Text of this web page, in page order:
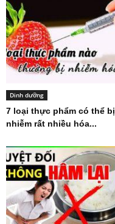
Dinh dưỡng
7 loại thực phẩm có thể bị
nhiễm rất nhiều hóa...